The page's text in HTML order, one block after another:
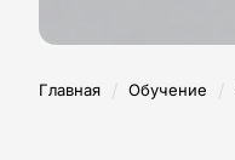
Главная / Обучение /